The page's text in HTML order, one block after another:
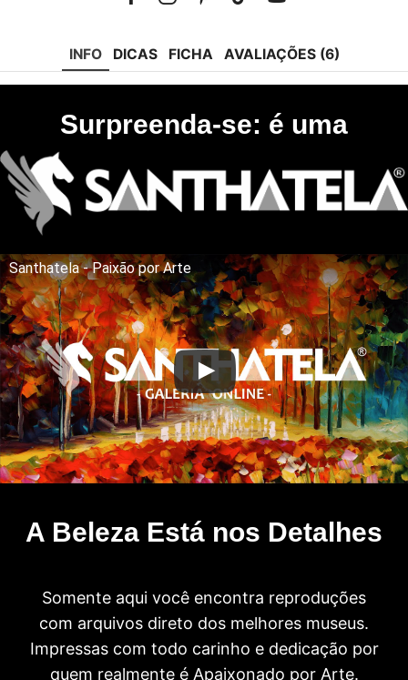
FacebookInstagramPinterest
Tik-Youtube
INFO DICAS FICHA AVALIAÇÕES (6)
Surpreenda-se: é uma
Santhatela - Paixão por Arte
A Beleza Está nos Detalhes
Somente aqui você encontra reproduções
com arquivos direto dos melhores museus.
Impressas com todo carinho e dedicação por
quem realmente é Apaixonado por Arte.